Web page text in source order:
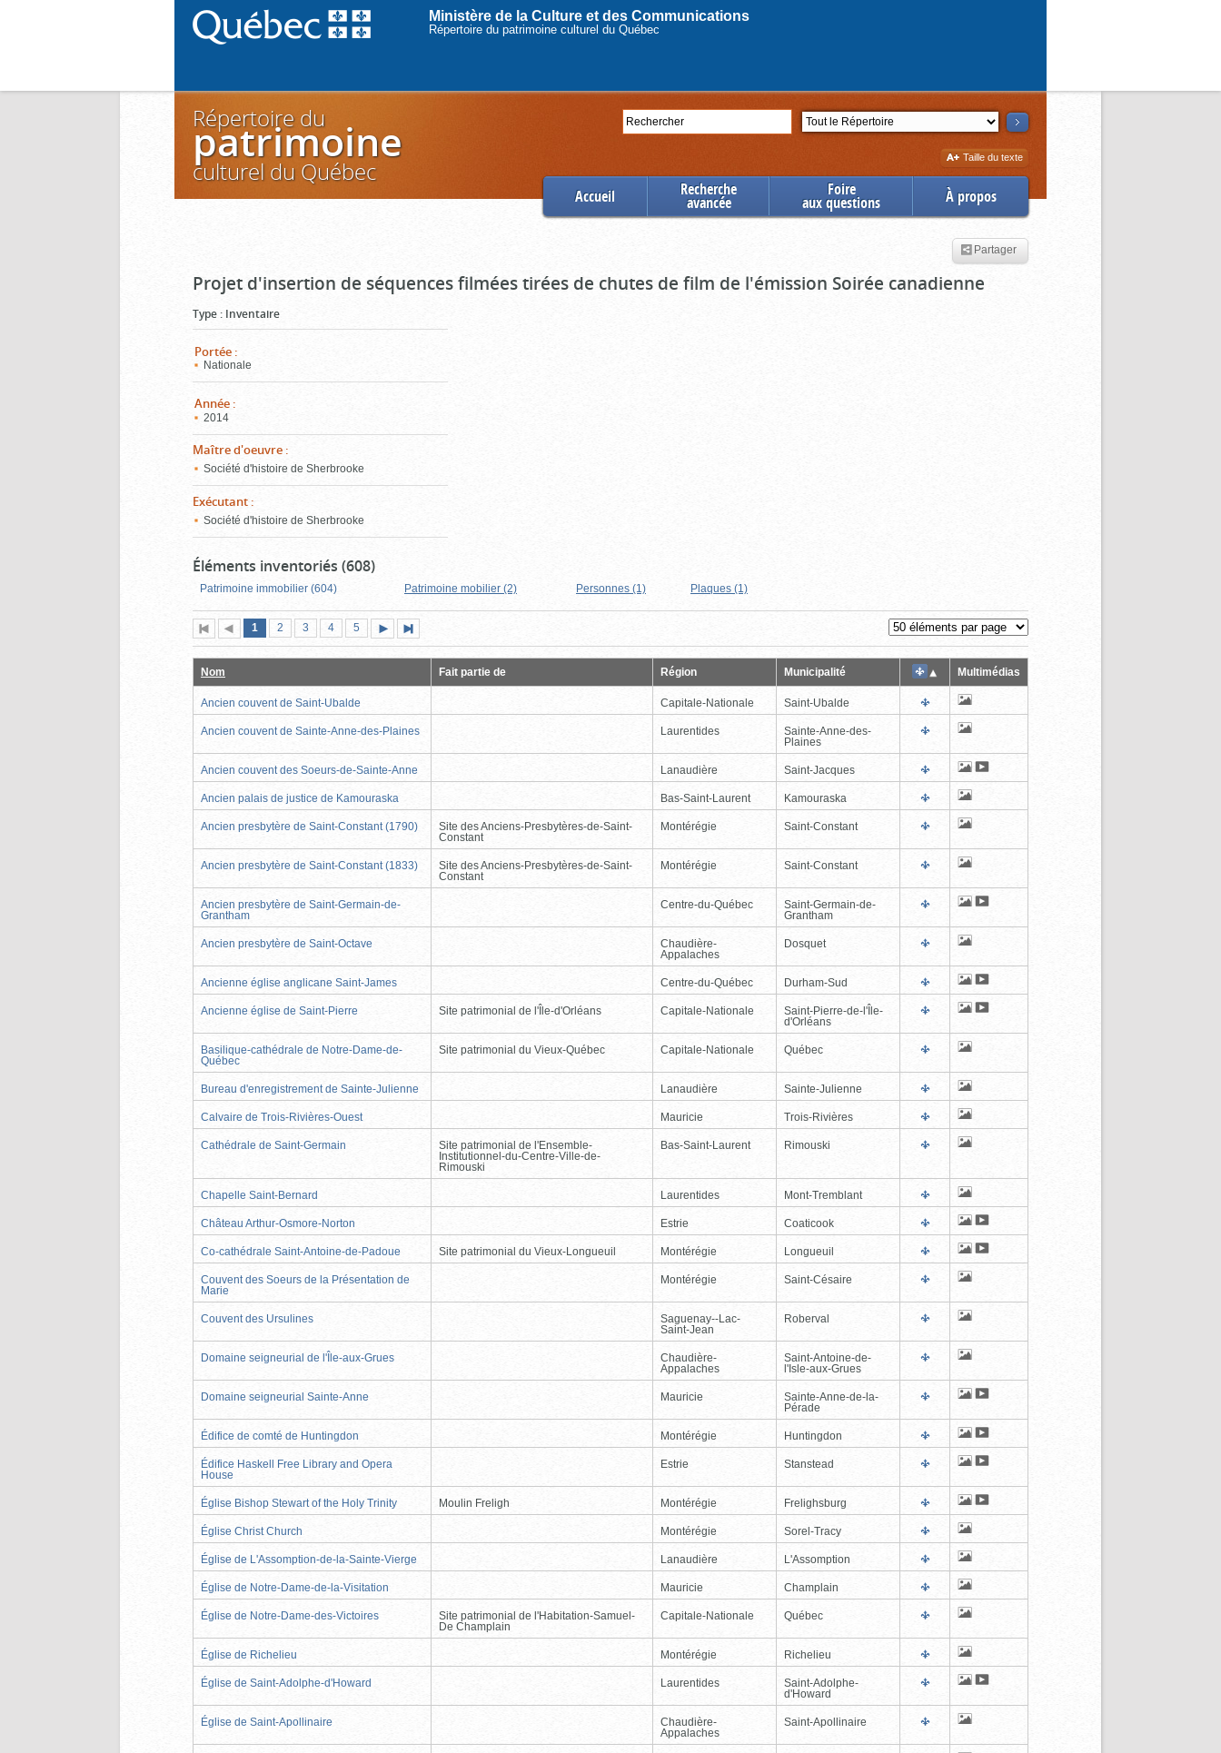
Ministère de la Culture et des Communications
Répertoire du patrimoine culturel du Québec
Rechercher Section
Augmenter
la
Taille du texte
Répertoire du
patrimoine
culturel du Québec
Accueil Recherche
avancée
Foire
aux questions À propos
Partager
Projet d'insertion de séquences filmées tirées de chutes de film de l'émission Soirée canadienne
Type : Inventaire
Portée :
Nationale
Année :
2014
Maître d'oeuvre :
Société d'histoire de Sherbrooke
Exécutant :
Société d'histoire de Sherbrooke
Éléments inventoriés (608)
Patrimoine immobilier (604) Patrimoine mobilier (2) Personnes (1) Plaques (1)
Première
page
Page
précédente
Page
1 (page
actuelle)
Page
2 Page
3 Page
4 Page
5
suivante
page
Nom Fait partie de Région Municipalité Multimédias
Ancien couvent de Saint-Ubalde Capitale-Nationale Saint-Ubalde
Ancien couvent de Sainte-Anne-des-Plaines Laurentides
Sainte-Anne-des-
Plaines
Ancien couvent des Soeurs-de-Sainte-Anne Lanaudière Saint-Jacques
Ancien palais de justice de Kamouraska Bas-Saint-Laurent Kamouraska
Ancien presbytère de Saint-Constant (1790)
Site des Anciens-Presbytères-de-Saint-
Constant
Montérégie Saint-Constant
Ancien presbytère de Saint-Constant (1833)
Site des Anciens-Presbytères-de-Saint-
Constant
Montérégie Saint-Constant
Ancien presbytère de Saint-Germain-de-
Grantham
Centre-du-Québec
Saint-Germain-de-
Grantham
Ancien presbytère de Saint-Octave
Chaudière-
Appalaches
Dosquet
Ancienne église anglicane Saint-James Centre-du-Québec Durham-Sud
Ancienne église de Saint-Pierre Site patrimonial de l'Île-d'Orléans Capitale-Nationale
Saint-Pierre-de-l'Île-
d'Orléans
Basilique-cathédrale de Notre-Dame-de-
Québec
Site patrimonial du Vieux-Québec Capitale-Nationale Québec
Bureau d'enregistrement de Sainte-Julienne Lanaudière Sainte-Julienne
Calvaire de Trois-Rivières-Ouest Mauricie Trois-Rivières
Cathédrale de Saint-Germain
Site patrimonial de l'Ensemble-
Institutionnel-du-Centre-Ville-de-
Rimouski
Bas-Saint-Laurent Rimouski
Chapelle Saint-Bernard Laurentides Mont-Tremblant
Château Arthur-Osmore-Norton Estrie Coaticook
Co-cathédrale Saint-Antoine-de-Padoue Site patrimonial du Vieux-Longueuil Montérégie Longueuil
Couvent des Soeurs de la Présentation de
Marie
Montérégie Saint-Césaire
Couvent des Ursulines
Saguenay--Lac-
Saint-Jean
Roberval
Domaine seigneurial de l'Île-aux-Grues
Chaudière-
Appalaches
Saint-Antoine-de-
l'Isle-aux-Grues
Domaine seigneurial Sainte-Anne Mauricie
Sainte-Anne-de-la-
Pérade
Édifice de comté de Huntingdon Montérégie Huntingdon
Édifice Haskell Free Library and Opera
House
Estrie Stanstead
Église Bishop Stewart of the Holy Trinity Moulin Freligh Montérégie Frelighsburg
Église Christ Church Montérégie Sorel-Tracy
Église de L'Assomption-de-la-Sainte-Vierge Lanaudière L'Assomption
Église de Notre-Dame-de-la-Visitation Mauricie Champlain
Église de Notre-Dame-des-Victoires
Site patrimonial de l'Habitation-Samuel-
De Champlain
Capitale-Nationale Québec
Église de Richelieu Montérégie Richelieu
Église de Saint-Adolphe-d'Howard Laurentides
Saint-Adolphe-
d'Howard
Église de Saint-Apollinaire
Chaudière-
Appalaches
Saint-Apollinaire